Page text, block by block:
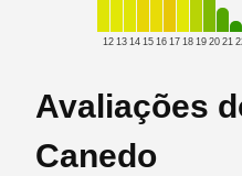
12 13 14 15 16 17 18 19 20 21
Avaliações
Canedo